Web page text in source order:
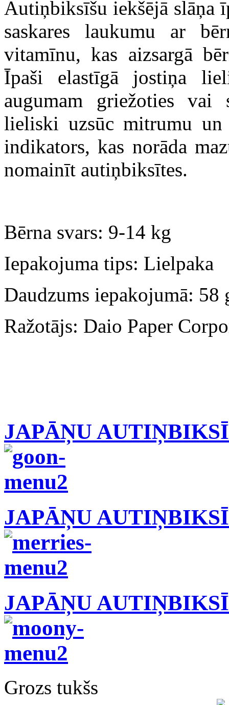
Autiņbiksīšu iekšējā slāņa
saskares laukumu ar
vitamīnu, kas aizsargā
Īpaši elastīgā jostiņa
augumam griežoties vai
lieliski uzsūc mitrumu un
indikators, kas norāda
nomainīt autiņbiksītes.
Bērna svars: 9-14 kg
Iepakojuma tips: Lielpaka
Daudzums iepakojumā: 58
Ražotājs: Daio Paper
JAPĀŅU
JAPĀŅU
JAPĀŅU
Grozs tukšs